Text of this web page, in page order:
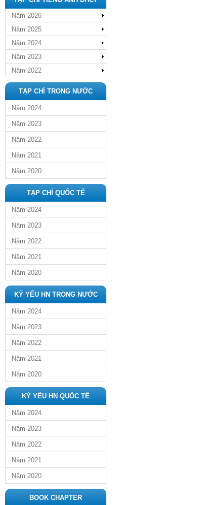
Năm 2026
Năm 2025
Năm 2024
Năm 2023
Năm 2022
TẠP CHÍ TRONG NƯỚC
Năm 2024
Năm 2023
Năm 2022
Năm 2021
Năm 2020
TẠP CHÍ QUỐC TẾ
Năm 2024
Năm 2023
Năm 2022
Năm 2021
Năm 2020
KỶ YẾU HN TRONG NƯỚC
Năm 2024
Năm 2023
Năm 2022
Năm 2021
Năm 2020
KỶ YẾU HN QUỐC TẾ
Năm 2024
Năm 2023
Năm 2022
Năm 2021
Năm 2020
BOOK CHAPTER